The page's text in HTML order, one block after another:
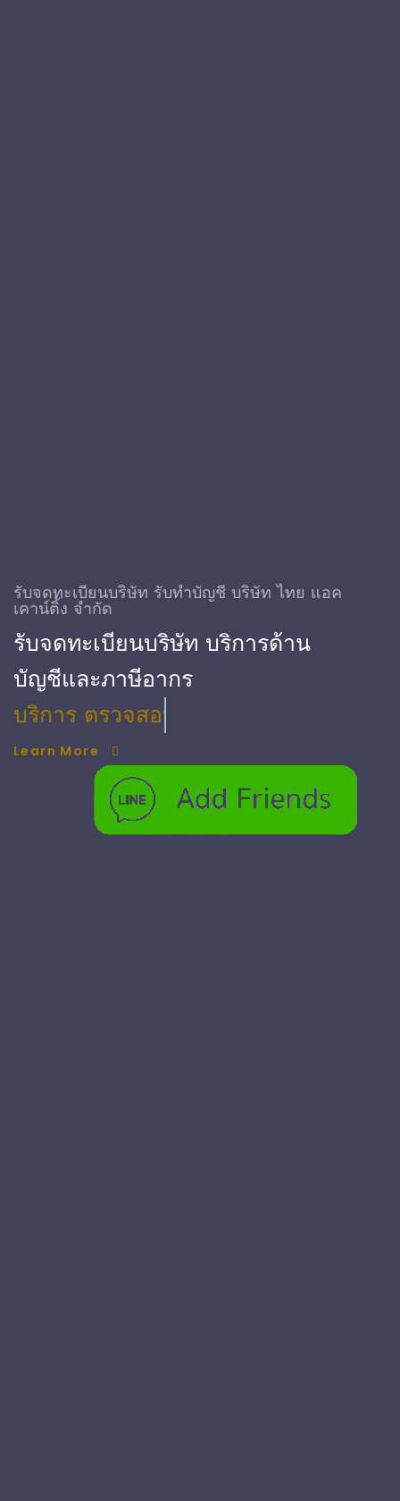
รับจดทะเบียนบริษัท รับทําบัญชี บริษัท ไทย แอค
เคาน์ติ้ง จำกัด
รับจดทะเบียนบริษัท บริการด้าน
บัญชีและภาษีอากร
บริการ ตรวจสอบบัญชี
Learn More